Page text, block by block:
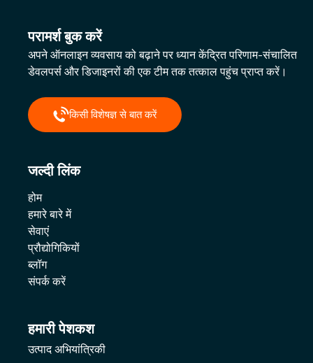
परामर्श बुक करें
अपने ऑनलाइन व्यवसाय को बढ़ाने पर ध्यान केंद्रित परिणाम-संचालित
डेवलपर्स और डिजाइनरों की एक टीम तक तत्काल पहुंच प्राप्त करें।
किसी विशेषज्ञ से बात करें
जल्दी लिंक
होम
हमारे बारे में
सेवाएं
प्रौद्योगिकियों
ब्लॉग
संपर्क करें
हमारी पेशकश
उत्पाद अभियांत्रिकी